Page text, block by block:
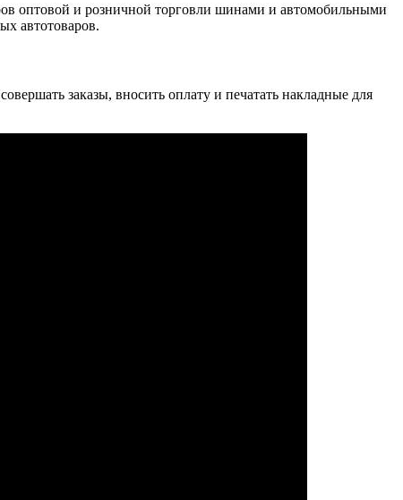
оптовой и розничной торговли шинами и автомобильными
автотоваров.
заказы, вносить оплату и печатать накладные для